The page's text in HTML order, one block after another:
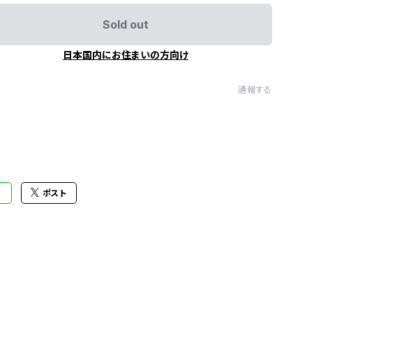
Sold out
日本国内にお住まいの方向け
通報する
ポスト